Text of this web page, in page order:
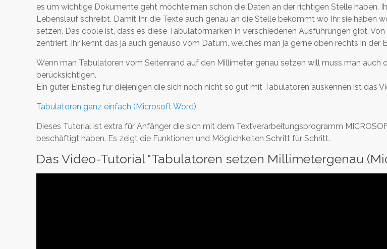
es um wichtige Dokumente geht möchte man schon die Daten an der richtigen Stelle haben.
Lebenslauf schreibt. Damit Ihr die Texte auch genau an die Stelle bekommt wo Ihr sie haben
setzen. Das coole ist, dass es diese Tabulatormarken in verschiedenen Ausführungen gibt.
zentriert. Ihr kennt das ja auch genauso vom Datum, welches man ja gerne oben rechts in der
Wenn man Tabulatoren vom Seitenrand auf den Millimeter genau setzen will muss man auch
berücksichtigen.
Ein guter Einstieg für diejenigen die sich noch nicht so gut mit Tabulatoren auskennen ist das
Tabulatoren ganz einfach (Microsoft Word)
Dieses Tutorial ist extra für Anfänger die sich mit dem Textverarbeitungsprogramm
beschäftigt haben. Es zeigt die Funktionen und Möglichkeiten Schritt für Schritt.
Das Video-Tutorial "Tabulatoren setzen Millimetergenau